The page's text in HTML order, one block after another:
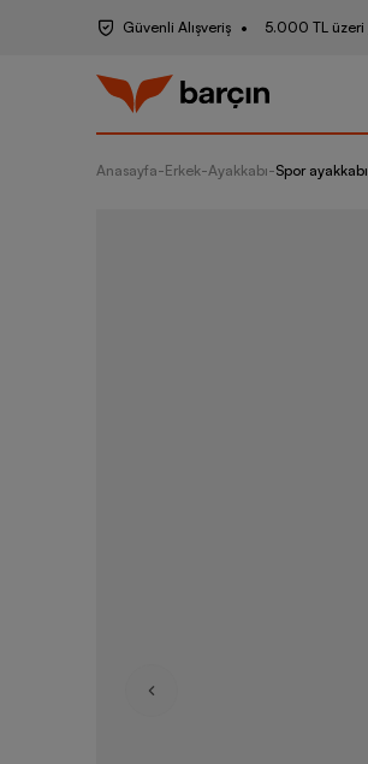
Güvenli Alışveriş 5.000 TL üzeri
Anasayfa-Erkek-Ayakkabı-Spor ayakkabı